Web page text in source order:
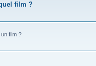
film ?
film ?